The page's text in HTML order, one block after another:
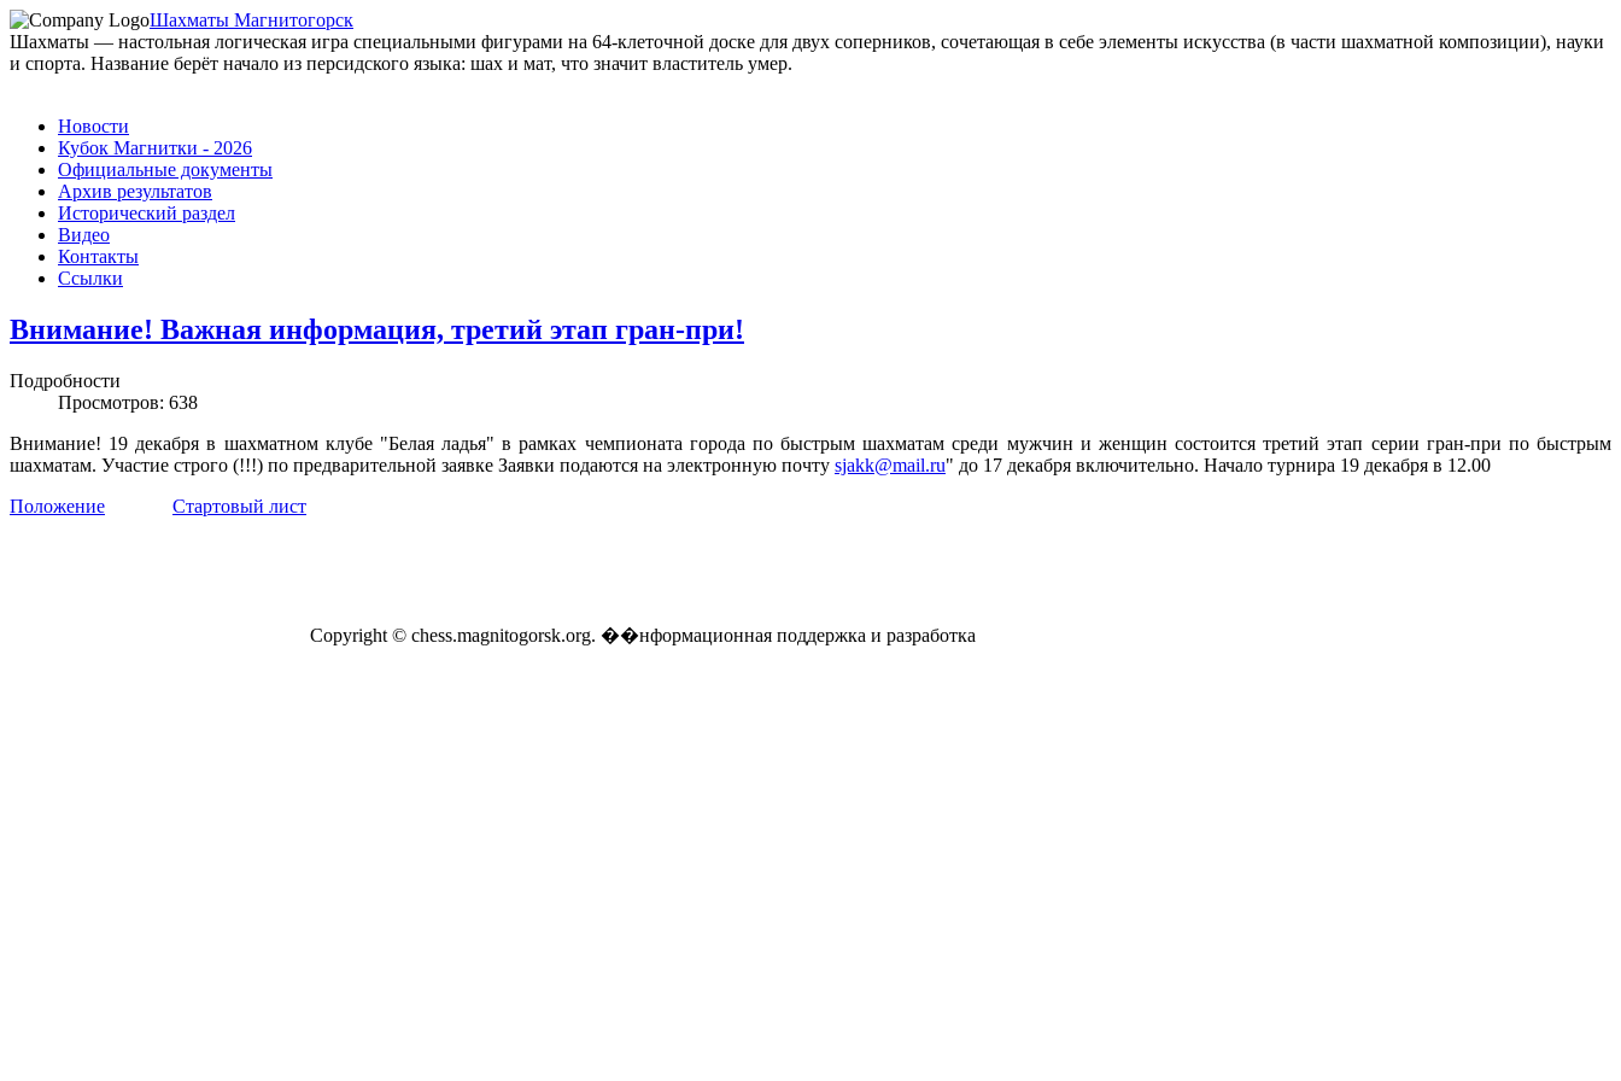
Шахматы Магнитогорск
Шахматы — настольная логическая игра специальными фигурами на 64-клеточной доске для двух соперников, сочетающая в себе элементы искусства (в части шахматной композиции), науки
и спорта. Название берёт начало из персидского языка: шах и мат, что значит властитель умер.
Новости
Кубок Магнитки - 2026
Официальные документы
Архив результатов
Исторический раздел
Видео
Контакты
Ссылки
Внимание! Важная информация, третий этап гран-при!
Подробности
Просмотров: 638
Внимание! 19 декабря в шахматном клубе "Белая ладья" в рамках чемпионата города по быстрым шахматам среди мужчин и женщин состоится третий этап серии гран-при по быстрым
шахматам. Участие строго (!!!) по предварительной заявке Заявки подаются на электронную почту sjakk@mail.ru" до 17 декабря включительно. Начало турнира 19 декабря в 12.00
Положение
Стартовый лист
Copyright © chess.magnitogorsk.org. ��нформационная поддержка и разработка